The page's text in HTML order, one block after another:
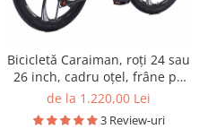
Bicicletă Caraiman, roți 24 sau
26 inch, cadru oțel, frâne pe
disc, roz
de la 1.220,00 Lei
3 Review-uri